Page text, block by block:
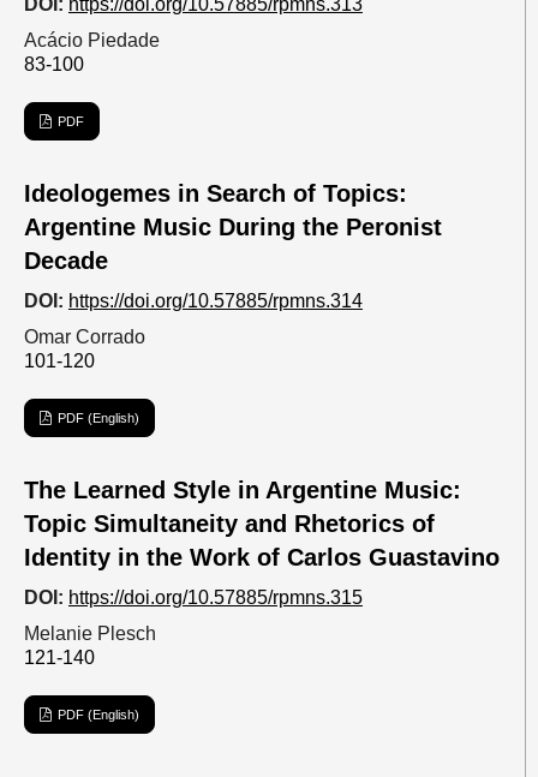
DOI: https://doi.org/10.57885/rpmns.313
Acácio Piedade
83-100
PDF
Ideologemes in Search of Topics:
Argentine Music During the Peronist
Decade
DOI: https://doi.org/10.57885/rpmns.314
Omar Corrado
101-120
PDF (English)
The Learned Style in Argentine Music:
Topic Simultaneity and Rhetorics of
Identity in the Work of Carlos Guastavino
DOI: https://doi.org/10.57885/rpmns.315
Melanie Plesch
121-140
PDF (English)